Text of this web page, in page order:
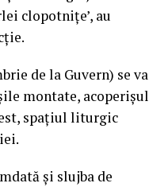
clopotniţe’, au
de la Guvern) se va
montate, acoperişul
spaţiul liturgic
şi slujba de